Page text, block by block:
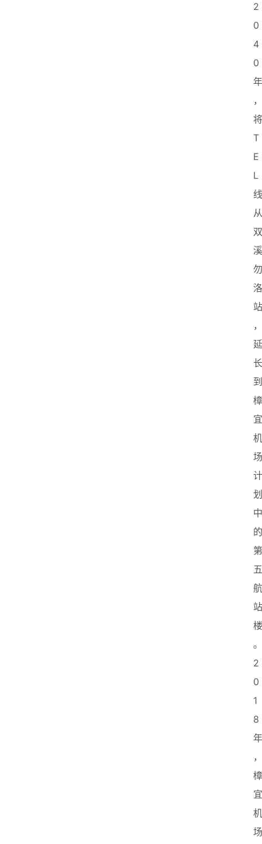
2
0
4
0
年
，
将
T
E
L
线
从
双
溪
勿
洛
站
，
延
长
到
樟
宜
机
场
计
划
中
的
第
五
航
站
楼
。
2
0
1
8
年
，
樟
宜
机
场